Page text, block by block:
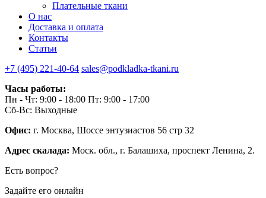
Плательные ткани
О нас
Доставка и оплата
Контакты
Статьи
+7 (495) 221-40-64 sales@podkladka-tkani.ru
Часы работы:
Пн - Чт: 9:00 - 18:00 Пт: 9:00 - 17:00
Сб-Вс: Выходные
Офис: г. Москва, Шоссе энтузиастов 56 стр 32
Адрес скалада: Моск. обл., г. Балашиха, проспект Ленина, 2.
Есть вопрос?
Задайте его онлайн